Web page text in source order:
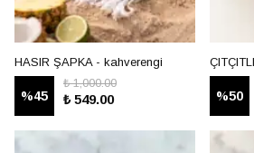
HASIR ŞAPKA - kahverengi
%45
₺ 1,000.00
₺ 549.00 %50